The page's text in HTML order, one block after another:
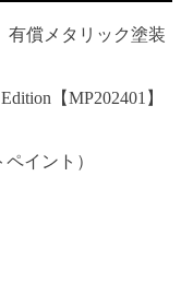
有償メタリック塗装
【MP202401】
イント）